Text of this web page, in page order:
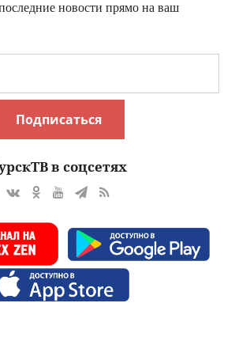
новости прямо на ваш
Подписаться
в соцсетях